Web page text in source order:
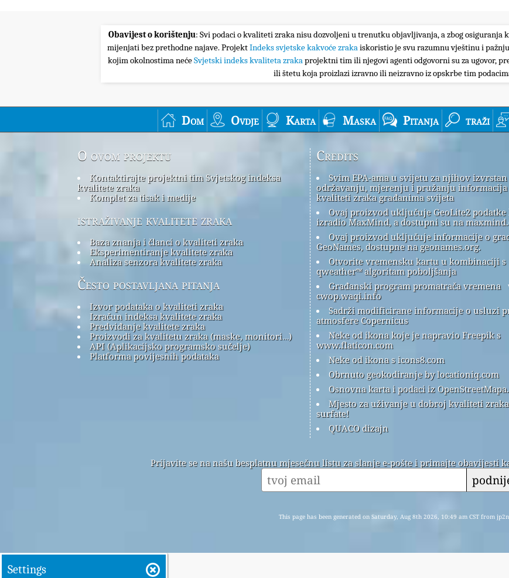
Obavijest o korištenju: Svi podaci o kvaliteti zraka nisu dozvoljeni u trenutku objavljivanja, a zbog
mijenjati bez prethodne najave. ProjektIndeks svjetske kakvoće zrakaiskoristio je svu razumnu vještinu i
kojim okolnostima nećeSvjetski indeks kvaliteta zrakaprojektni tim ili njegovi agenti odgovorni su za ugovor,
ili štetu koja proizlazi izravno ili neizravno iz opskrbe tim
Dom Ovdje Karta Maska Pitanja traži
O ovom projektu
Kontaktirajte projektni tim Svjetskog indeksa
kvalitete zraka
Komplet za tisak i medije
istraživanje kvalitete zraka
Baza znanja i članci o kvaliteti zraka
Eksperimentiranje kvalitete zraka
Analiza senzora kvalitete zraka
Često postavljana pitanja
Izvor podataka o kvaliteti zraka
Izračun indeksa kvalitete zraka
Predviđanje kvalitete zraka
Proizvodi za kvalitetu zraka (maske, monitori…)
API (Aplikacijsko programsko sučelje)
Platforma povijesnih podataka
Credits
Svim EPA-ama u svijetu za njihov
održavanju, mjerenju i pružanju informacija
kvaliteti zraka građanima svijeta
Ovaj proizvod uključuje GeoLite2 podatke
izradio MaxMind, a dostupni su na
Ovaj proizvod uključuje informacije o
GeoNames, dostupne na geonames.org.
Otvorite vremensku kartu u kombinaciji s
qweather™ algoritam poboljšanja
Građanski program promatrača vremena
cwop.waqi.info
Sadrži modificirane informacije o usluzi
atmosfere Copernicus
Neke od ikona koje je napravio Freepik s
www.flaticon.com
Neke od ikona s icons8.com
Obrnuto geokodiranje by locationiq.com
Osnovna karta i podaci iz OpenStreetMapa.
Mjesto za uživanje u dobroj kvaliteti
surfate!
QUACO dizajn
Prijavite se na našu besplatnu mjesečnu listu za slanje e-pošte i primajte obavijesti
This page has been generated on Saturday, Aug 8th 2026, 10:49 am CST from jp2n
Settings